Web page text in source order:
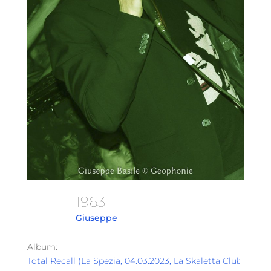
1963
Giuseppe
Album:
Total Recall (La Spezia, 04.03.2023, La Skaletta Club)